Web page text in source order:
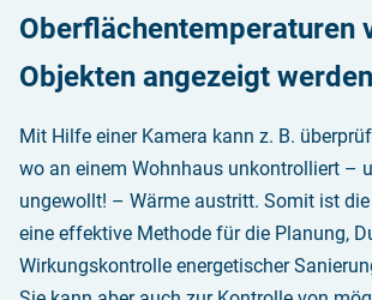
Oberflächentemperaturen
Objekten angezeigt
Mit Hilfe einer Kamera kann z. B.
wo an einem Wohnhaus unkontrolliert –
ungewollt! – Wärme austritt. Somit ist
eine effektive Methode für die Planung,
Wirkungskontrolle energetischer